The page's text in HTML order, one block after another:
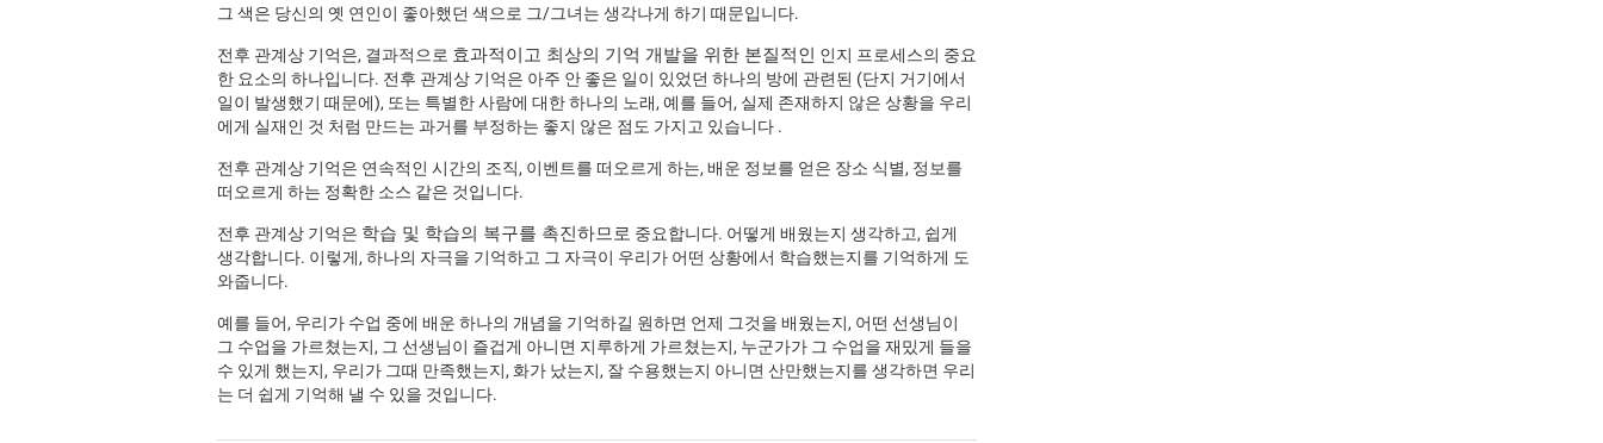
그 색은 당신의 옛 연인이 좋아했던 색으로 그/그녀는 생각나게 하기 때문입니다.
전후 관계상 기억은, 결과적으로 효과적이고 최상의 기억 개발을 위한 본질적인 인지 프로세스의 중요
한 요소의 하나입니다. 전후 관계상 기억은 아주 안 좋은 일이 있었던 하나의 방에 관련된 (단지 거기에서
일이 발생했기 때문에), 또는 특별한 사람에 대한 하나의 노래, 예를 들어, 실제 존재하지 않은 상황을 우리
에게 실재인 것 처럼 만드는 과거를 부정하는 좋지 않은 점도 가지고 있습니다 .
전후 관계상 기억은 연속적인 시간의 조직, 이벤트를 떠오르게 하는, 배운 정보를 얻은 장소 식별, 정보를
떠오르게 하는 정확한 소스 같은 것입니다.
전후 관계상 기억은 학습 및 학습의 복구를 촉진하므로 중요합니다. 어떻게 배웠는지 생각하고, 쉽게
생각합니다. 이렇게, 하나의 자극을 기억하고 그 자극이 우리가 어떤 상황에서 학습했는지를 기억하게 도
와줍니다.
예를 들어, 우리가 수업 중에 배운 하나의 개념을 기억하길 원하면 언제 그것을 배웠는지, 어떤 선생님이
그 수업을 가르쳤는지, 그 선생님이 즐겁게 아니면 지루하게 가르쳤는지, 누군가가 그 수업을 재밌게 들을
수 있게 했는지, 우리가 그때 만족했는지, 화가 났는지, 잘 수용했는지 아니면 산만했는지를 생각하면 우리
는 더 쉽게 기억해 낼 수 있을 것입니다.